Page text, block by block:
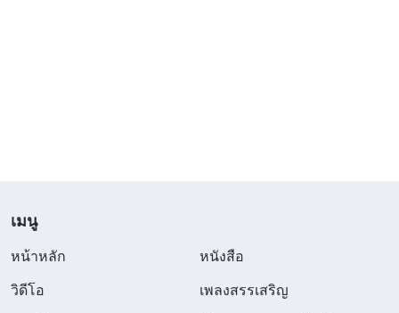
“บรรดาประชาชาติจะเห็นความชอบธรรมของท่าน
และพระราชาทั้งหลายเห็นศักดิ์ศรีของท่าน และเขาจะ
ประทาน
และวิวรณ์กล่าวว่า “
เมนู
หน้าหลัก
หนังสือ
วิดีโอ
เพลงสรรเสริญ